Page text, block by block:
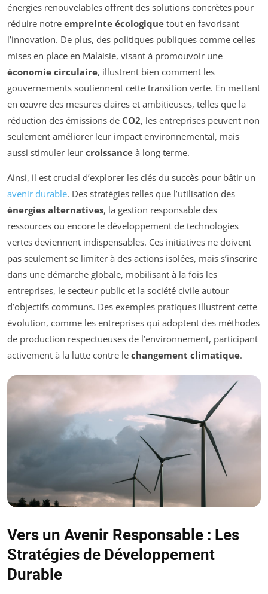
énergies renouvelables offrent des solutions concrètes pour
réduire notre empreinte écologique tout en favorisant
l’innovation. De plus, des politiques publiques comme celles
mises en place en Malaisie, visant à promouvoir une
économie circulaire, illustrent bien comment les
gouvernements soutiennent cette transition verte. En mettant
en œuvre des mesures claires et ambitieuses, telles que la
réduction des émissions de CO2, les entreprises peuvent non
seulement améliorer leur impact environnemental, mais
aussi stimuler leur croissance à long terme.
Ainsi, il est crucial d’explorer les clés du succès pour bâtir un
avenir durable. Des stratégies telles que l’utilisation des
énergies alternatives, la gestion responsable des
ressources ou encore le développement de technologies
vertes deviennent indispensables. Ces initiatives ne doivent
pas seulement se limiter à des actions isolées, mais s’inscrire
dans une démarche globale, mobilisant à la fois les
entreprises, le secteur public et la société civile autour
d’objectifs communs. Des exemples pratiques illustrent cette
évolution, comme les entreprises qui adoptent des méthodes
de production respectueuses de l’environnement, participant
activement à la lutte contre le changement climatique.
Vers un Avenir Responsable : Les
Stratégies de Développement
Durable